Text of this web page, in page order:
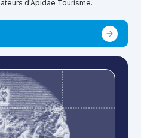
d'Apidae Tourisme.